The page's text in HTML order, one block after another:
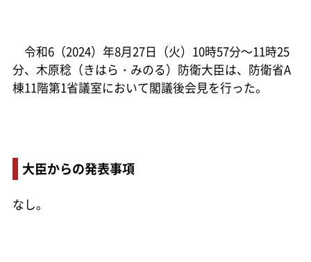
令和6（2024）年8月27日（火）10時57分～11時25
分、木原稔（きはら・みのる）防衛大臣は、防衛省A
棟11階第1省議室において閣議後会見を行った。
大臣からの発表事項
なし。